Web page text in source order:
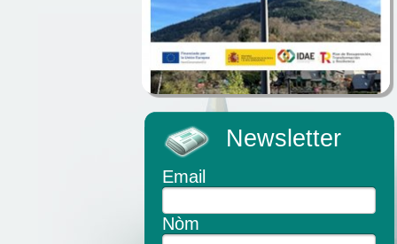
Newsletter
Email
Nòm